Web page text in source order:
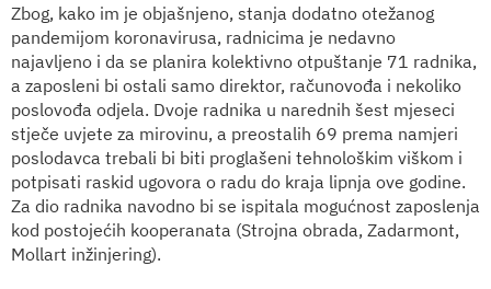
Zbog, kako im je objašnjeno, stanja dodatno otežanog
pandemijom koronavirusa, radnicima je nedavno
najavljeno i da se planira kolektivno otpuštanje 71 radnika,
a zaposleni bi ostali samo direktor, računovođa i nekoliko
poslovođa odjela. Dvoje radnika u narednih šest mjeseci
stječe uvjete za mirovinu, a preostalih 69 prema namjeri
poslodavca trebali bi biti proglašeni tehnološkim viškom i
potpisati raskid ugovora o radu do kraja lipnja ove godine.
Za dio radnika navodno bi se ispitala mogućnost zaposlenja
kod postojećih kooperanata (Strojna obrada, Zadarmont,
Mollart inžinjering).